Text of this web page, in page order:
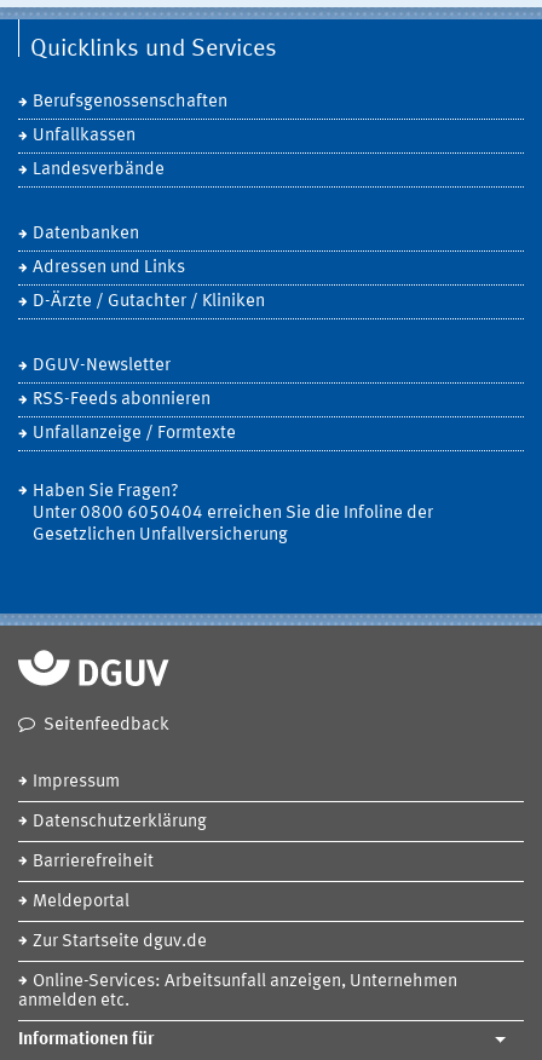
Quicklinks und Services
Berufsgenossenschaften
Unfallkassen
Landesverbände
Datenbanken
Adressen und Links
D-Ärzte / Gutachter / Kliniken
DGUV-Newsletter
RSS-Feeds abonnieren
Unfallanzeige / Formtexte
Haben Sie Fragen?
Unter 0800 6050404 erreichen Sie die Infoline der
Gesetzlichen Unfallversicherung
Seitenfeedback
Impressum
Datenschutzerklärung
Barrierefreiheit
Meldeportal
Zur Startseite dguv.de
Online-Services: Arbeitsunfall anzeigen, Unternehmen
anmelden etc.
Informationen für